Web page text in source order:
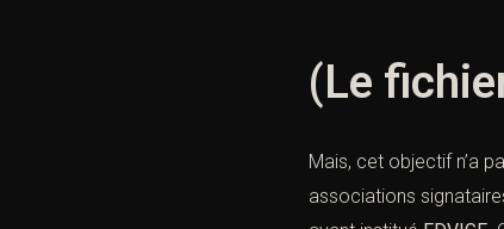
(Le
Mais, cet objectif n’a
associations